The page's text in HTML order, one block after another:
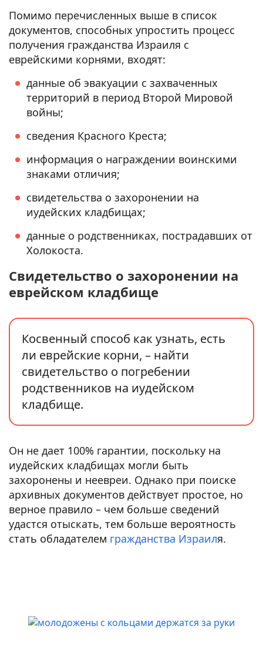
Помимо перечисленных выше в список
документов, способных упростить процесс
получения гражданства Израиля с
еврейскими корнями, входят:
данные об эвакуации с захваченных
территорий в период Второй Мировой
войны;
сведения Красного Креста;
информация о награждении воинскими
знаками отличия;
свидетельства о захоронении на
иудейских кладбищах;
данные о родственниках, пострадавших от
Холокоста.
Свидетельство о захоронении на
еврейском кладбище
Косвенный способ как узнать, есть
ли еврейские корни, – найти
свидетельство о погребении
родственников на иудейском
кладбище.
Он не дает 100% гарантии, поскольку на
иудейских кладбищах могли быть
захоронены и неевреи. Однако при поиске
архивных документов действует простое, но
верное правило – чем больше сведений
удастся отыскать, тем больше вероятность
стать обладателем гражданства Израиля.